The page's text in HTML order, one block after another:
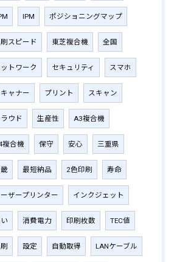
IPM ポジショニングマップ
スピード 東芝複合機 全国
トワーク セキュリティ スマホ
キャナー プリント スキャン
ウド 生産性 A3複合機
複合機 保守 安心 三重県
最短納品 2色印刷 寿命
ーザープリンター インクジェット
消費電力 印刷枚数 TEC値
設定 自動取得 LANケーブル